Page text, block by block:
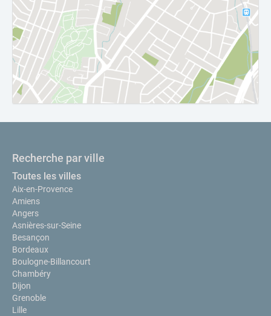
Recherche par ville
Toutes les villes
Aix-en-Provence
Amiens
Angers
Asnières-sur-Seine
Besançon
Bordeaux
Boulogne-Billancourt
Chambéry
Dijon
Grenoble
Lille